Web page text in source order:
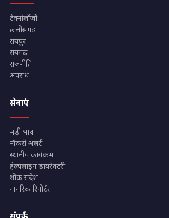
टेक्नोलॉजी
छत्तीसगढ़
रायपुर
रायगढ़
राजनीति
अपराध
सेवाएं
मंडी भाव
नौकरी अलर्ट
स्थानीय कार्यक्रम
हेल्पलाइन डायरेक्टरी
शोक संदेश
नागरिक रिपोर्टर